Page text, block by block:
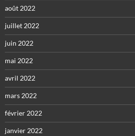
août 2022
juillet 2022
juin 2022
mai 2022
avril 2022
mars 2022
février 2022
janvier 2022